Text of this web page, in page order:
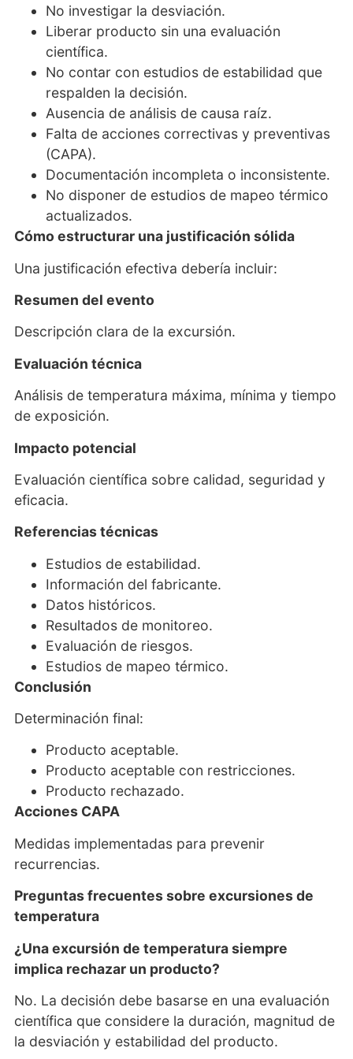
No investigar la desviación.
Liberar producto sin una evaluación
científica.
No contar con estudios de estabilidad que
respalden la decisión.
Ausencia de análisis de causa raíz.
Falta de acciones correctivas y preventivas
(CAPA).
Documentación incompleta o inconsistente.
No disponer de estudios de mapeo térmico
actualizados.
Cómo estructurar una justificación sólida
Una justificación efectiva debería incluir:
Resumen del evento
Descripción clara de la excursión.
Evaluación técnica
Análisis de temperatura máxima, mínima y tiempo
de exposición.
Impacto potencial
Evaluación científica sobre calidad, seguridad y
eficacia.
Referencias técnicas
Estudios de estabilidad.
Información del fabricante.
Datos históricos.
Resultados de monitoreo.
Evaluación de riesgos.
Estudios de mapeo térmico.
Conclusión
Determinación final:
Producto aceptable.
Producto aceptable con restricciones.
Producto rechazado.
Acciones CAPA
Medidas implementadas para prevenir
recurrencias.
Preguntas frecuentes sobre excursiones de
temperatura
¿Una excursión de temperatura siempre
implica rechazar un producto?
No. La decisión debe basarse en una evaluación
científica que considere la duración, magnitud de
la desviación y estabilidad del producto.